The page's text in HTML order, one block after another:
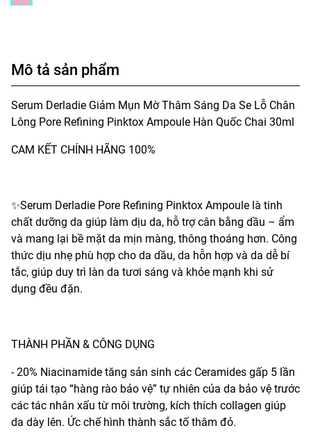
Mô tả sản phẩm
Serum Derladie Giảm Mụn Mờ Thâm Sáng Da Se Lỗ Chân
Lông Pore Refining Pinktox Ampoule Hàn Quốc Chai 30ml
CAM KẾT CHÍNH HÃNG 100%
✨Serum Derladie Pore Refining Pinktox Ampoule là tinh
chất dưỡng da giúp làm dịu da, hỗ trợ cân bằng dầu – ẩm
và mang lại bề mặt da mịn màng, thông thoáng hơn. Công
thức dịu nhẹ phù hợp cho da dầu, da hỗn hợp và da dễ bí
tắc, giúp duy trì làn da tươi sáng và khỏe mạnh khi sử
dụng đều đặn.
THÀNH PHẦN & CÔNG DỤNG
- 20% Niacinamide tăng sản sinh các Ceramides gấp 5 lần
giúp tái tạo “hàng rào bảo vệ” tự nhiên của da bảo vệ trước
các tác nhân xấu từ môi trường, kích thích collagen giúp
da dày lên. Ức chế hình thành sắc tố thâm đỏ.